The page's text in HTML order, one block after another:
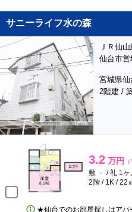
サニーライフ水の森
ＪＲ仙
仙台市
宮城県
2階建 /
3.2 万円
敷 － / 礼 1ヶ
2階 / 1K / 22
★仙台でのお部屋探しはア